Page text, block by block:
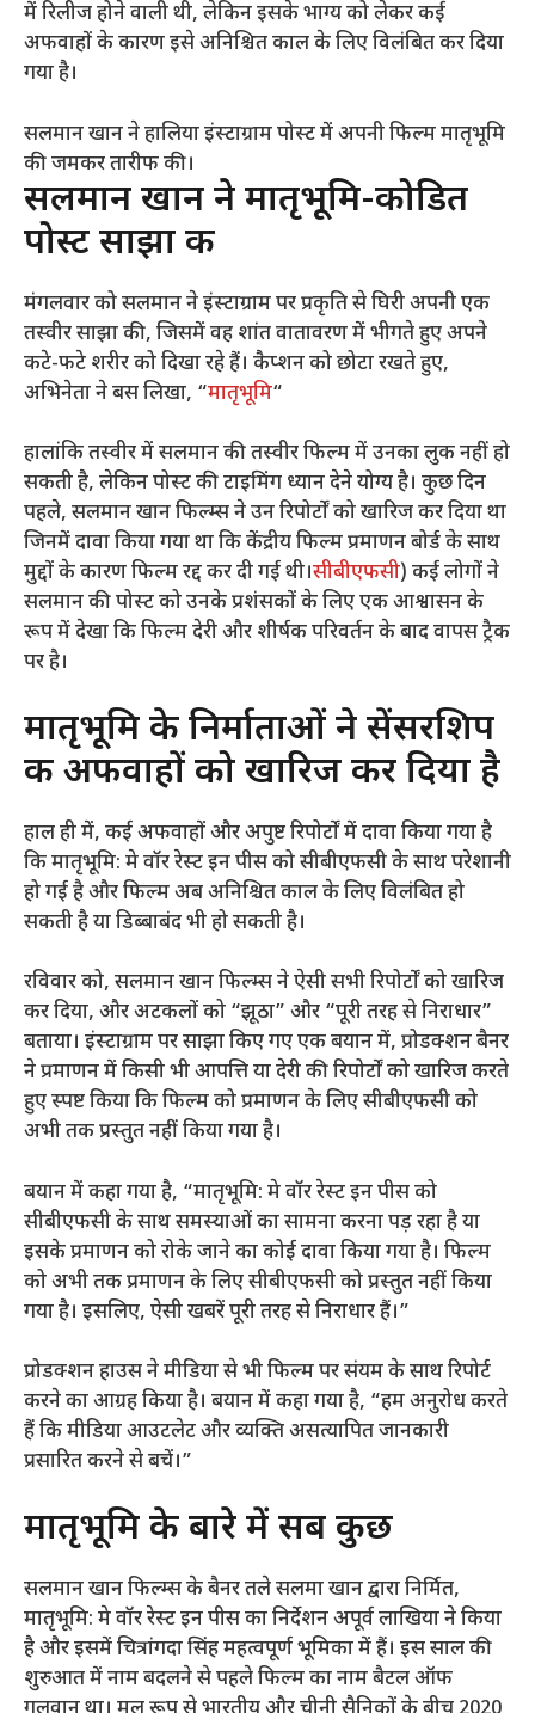
में रिलीज होने वाली थी, लेकिन इसके भाग्य को लेकर कई
अफवाहों के कारण इसे अनिश्चित काल के लिए विलंबित कर दिया
गया है।
सलमान खान ने हालिया इंस्टाग्राम पोस्ट में अपनी फिल्म मातृभूमि
की जमकर तारीफ की।
सलमान खान ने मातृभूमि-कोडित
पोस्ट साझा की
मंगलवार को सलमान ने इंस्टाग्राम पर प्रकृति से घिरी अपनी एक
तस्वीर साझा की, जिसमें वह शांत वातावरण में भीगते हुए अपने
कटे-फटे शरीर को दिखा रहे हैं। कैप्शन को छोटा रखते हुए,
अभिनेता ने बस लिखा, “मातृभूमि“
हालांकि तस्वीर में सलमान की तस्वीर फिल्म में उनका लुक नहीं हो
सकती है, लेकिन पोस्ट की टाइमिंग ध्यान देने योग्य है। कुछ दिन
पहले, सलमान खान फिल्म्स ने उन रिपोर्टों को खारिज कर दिया था
जिनमें दावा किया गया था कि केंद्रीय फिल्म प्रमाणन बोर्ड के साथ
मुद्दों के कारण फिल्म रद्द कर दी गई थी।सीबीएफसी) कई लोगों ने
सलमान की पोस्ट को उनके प्रशंसकों के लिए एक आश्वासन के
रूप में देखा कि फिल्म देरी और शीर्षक परिवर्तन के बाद वापस ट्रैक
पर है।
मातृभूमि के निर्माताओं ने सेंसरशिप
की अफवाहों को खारिज कर दिया है
हाल ही में, कई अफवाहों और अपुष्ट रिपोर्टों में दावा किया गया है
कि मातृभूमि: मे वॉर रेस्ट इन पीस को सीबीएफसी के साथ परेशानी
हो गई है और फिल्म अब अनिश्चित काल के लिए विलंबित हो
सकती है या डिब्बाबंद भी हो सकती है।
रविवार को, सलमान खान फिल्म्स ने ऐसी सभी रिपोर्टों को खारिज
कर दिया, और अटकलों को “झूठा” और “पूरी तरह से निराधार”
बताया। इंस्टाग्राम पर साझा किए गए एक बयान में, प्रोडक्शन बैनर
ने प्रमाणन में किसी भी आपत्ति या देरी की रिपोर्टों को खारिज करते
हुए स्पष्ट किया कि फिल्म को प्रमाणन के लिए सीबीएफसी को
अभी तक प्रस्तुत नहीं किया गया है।
बयान में कहा गया है, “मातृभूमि: मे वॉर रेस्ट इन पीस को
सीबीएफसी के साथ समस्याओं का सामना करना पड़ रहा है या
इसके प्रमाणन को रोके जाने का कोई दावा किया गया है। फिल्म
को अभी तक प्रमाणन के लिए सीबीएफसी को प्रस्तुत नहीं किया
गया है। इसलिए, ऐसी खबरें पूरी तरह से निराधार हैं।”
प्रोडक्शन हाउस ने मीडिया से भी फिल्म पर संयम के साथ रिपोर्ट
करने का आग्रह किया है। बयान में कहा गया है, “हम अनुरोध करते
हैं कि मीडिया आउटलेट और व्यक्ति असत्यापित जानकारी
प्रसारित करने से बचें।”
मातृभूमि के बारे में सब कुछ
सलमान खान फिल्म्स के बैनर तले सलमा खान द्वारा निर्मित,
मातृभूमि: मे वॉर रेस्ट इन पीस का निर्देशन अपूर्व लाखिया ने किया
है और इसमें चित्रांगदा सिंह महत्वपूर्ण भूमिका में हैं। इस साल की
शुरुआत में नाम बदलने से पहले फिल्म का नाम बैटल ऑफ